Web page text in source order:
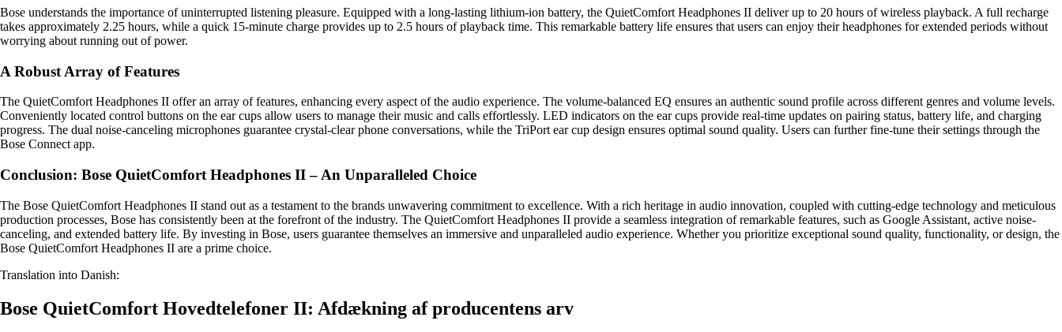
Bose understands the importance of uninterrupted listening pleasure. Equipped with a long-lasting lithium-ion battery, the QuietComfort Headphones II deliver up to 20 hours of wireless playback. A full recharge
takes approximately 2.25 hours, while a quick 15-minute charge provides up to 2.5 hours of playback time. This remarkable battery life ensures that users can enjoy their headphones for extended periods without
worrying about running out of power.
A Robust Array of Features
The QuietComfort Headphones II offer an array of features, enhancing every aspect of the audio experience. The volume-balanced EQ ensures an authentic sound profile across different genres and volume levels.
Conveniently located control buttons on the ear cups allow users to manage their music and calls effortlessly. LED indicators on the ear cups provide real-time updates on pairing status, battery life, and charging
progress. The dual noise-canceling microphones guarantee crystal-clear phone conversations, while the TriPort ear cup design ensures optimal sound quality. Users can further fine-tune their settings through the
Bose Connect app.
Conclusion: Bose QuietComfort Headphones II – An Unparalleled Choice
The Bose QuietComfort Headphones II stand out as a testament to the brands unwavering commitment to excellence. With a rich heritage in audio innovation, coupled with cutting-edge technology and meticulous
production processes, Bose has consistently been at the forefront of the industry. The QuietComfort Headphones II provide a seamless integration of remarkable features, such as Google Assistant, active noise-
canceling, and extended battery life. By investing in Bose, users guarantee themselves an immersive and unparalleled audio experience. Whether you prioritize exceptional sound quality, functionality, or design, the
Bose QuietComfort Headphones II are a prime choice.
Translation into Danish:
Bose QuietComfort Hovedtelefoner II: Afdækning af producentens arv